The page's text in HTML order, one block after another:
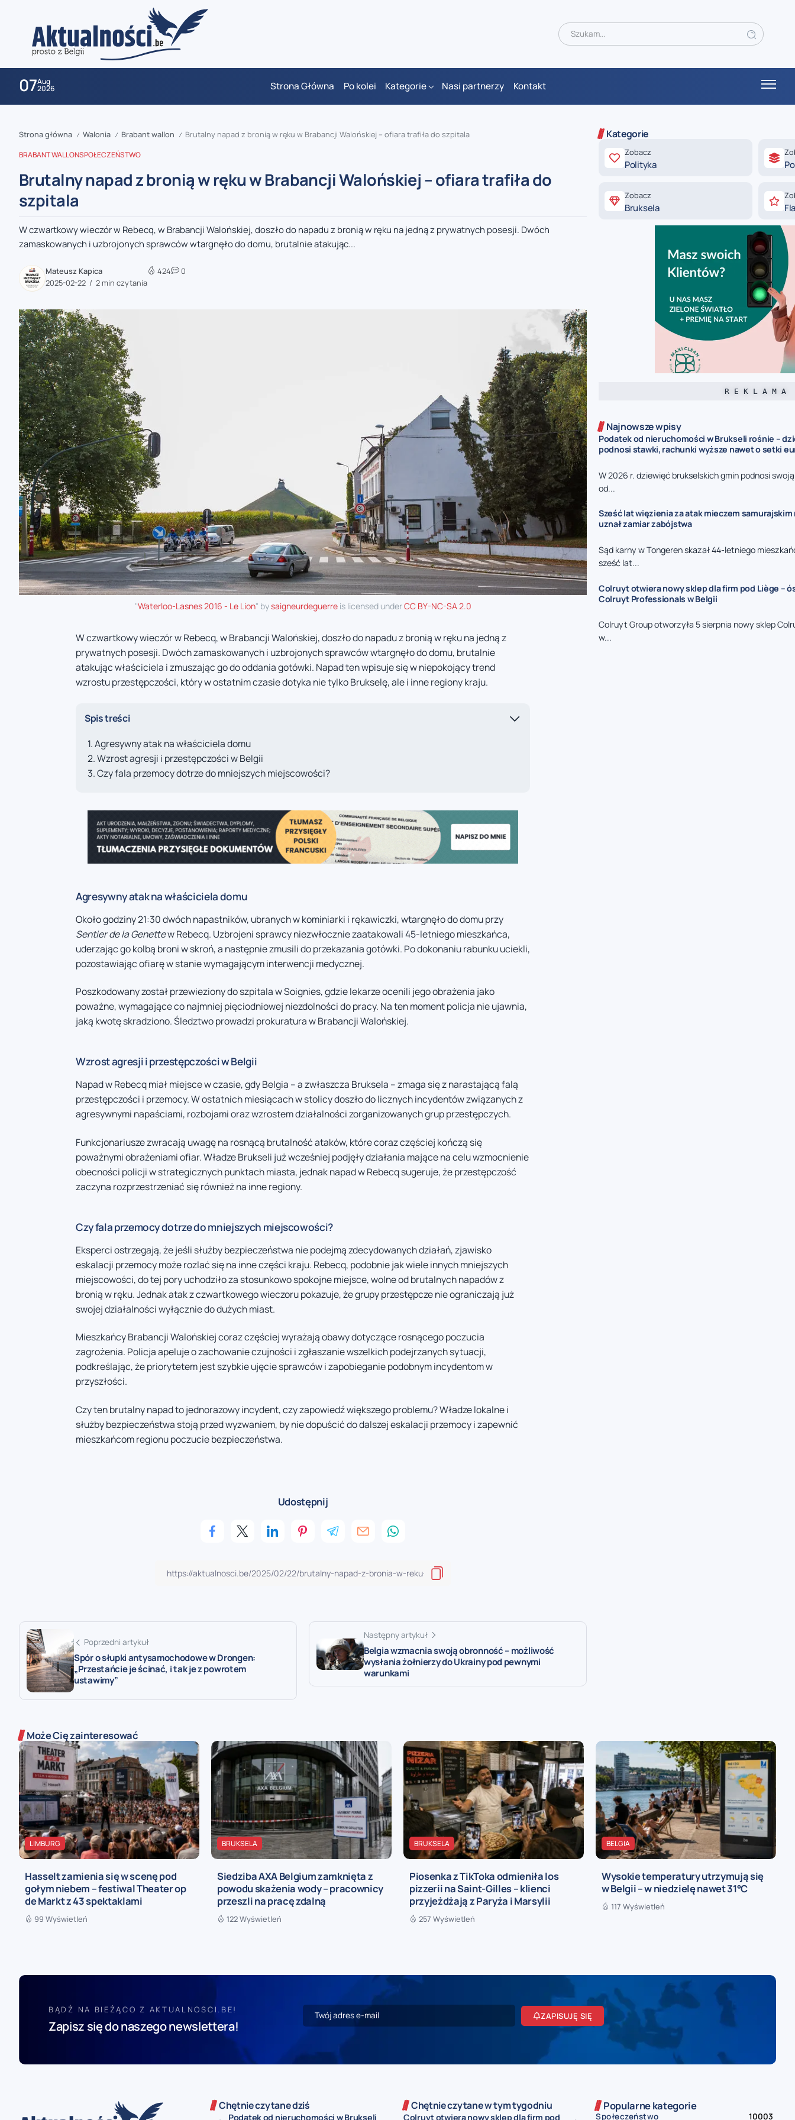
07Aug
2026 Strona Główna Po kolei Kategorie Nasi partnerzy Kontakt
zaobserwuj nas
zaobserwuj nas
zaobserwuj nas
zaobserwuj nas
zaobserwuj nas
Strona główna / Walonia / Brabant wallon / Brutalny napad z bronią w ręku w Brabancji Walońskiej – ofiara trafiła do szpitala
BRABANT WALLONSPOŁECZEŃSTWO
Brutalny napad z bronią w ręku w Brabancji Walońskiej – ofiara trafiła do
szpitala
W czwartkowy wieczór w Rebecq, w Brabancji Walońskiej, doszło do napadu z bronią w ręku na jedną z prywatnych posesji. Dwóch
zamaskowanych i uzbrojonych sprawców wtargnęło do domu, brutalnie atakując...
Mateusz Kapica
2025-02-22
2 min czytania
424 0
"Waterloo-Lasnes 2016 - Le Lion" bysaigneurdeguerreis licensed underCC BY-NC-SA 2.0
W czwartkowy wieczór w Rebecq, w Brabancji Walońskiej, doszło do napadu z bronią w ręku na jedną z
prywatnych posesji. Dwóch zamaskowanych i uzbrojonych sprawców wtargnęło do domu, brutalnie
atakując właściciela i zmuszając go do oddania gotówki. Napad ten wpisuje się w niepokojący trend
wzrostu przestępczości, który w ostatnim czasie dotyka nie tylko Brukselę, ale i inne regiony kraju.
Spis treści
Agresywny atak na właściciela domu
Wzrost agresji i przestępczości w Belgii
Czy fala przemocy dotrze do mniejszych miejscowości?
Agresywny atak na właściciela domu
Około godziny 21:30 dwóch napastników, ubranych w kominiarki i rękawiczki, wtargnęło do domu przy
Sentier de la Genettew Rebecq. Uzbrojeni sprawcy niezwłocznie zaatakowali 45-letniego mieszkańca,
uderzając go kolbą broni w skroń, a następnie zmusili do przekazania gotówki. Po dokonaniu rabunku uciekli,
pozostawiając ofiarę w stanie wymagającym interwencji medycznej.
Poszkodowany został przewieziony do szpitala w Soignies, gdzie lekarze ocenili jego obrażenia jako
poważne, wymagające co najmniej pięciodniowej niezdolności do pracy. Na ten moment policja nie ujawnia,
jaką kwotę skradziono. Śledztwo prowadzi prokuratura w Brabancji Walońskiej.
Wzrost agresji i przestępczości w Belgii
Napad w Rebecq miał miejsce w czasie, gdy Belgia – a zwłaszcza Bruksela – zmaga się z narastającą falą
przestępczości i przemocy. W ostatnich miesiącach w stolicy doszło do licznych incydentów związanych z
agresywnymi napaściami, rozbojami oraz wzrostem działalności zorganizowanych grup przestępczych.
Funkcjonariusze zwracają uwagę na rosnącą brutalność ataków, które coraz częściej kończą się
poważnymi obrażeniami ofiar. Władze Brukseli już wcześniej podjęły działania mające na celu wzmocnienie
obecności policji w strategicznych punktach miasta, jednak napad w Rebecq sugeruje, że przestępczość
zaczyna rozprzestrzeniać się również na inne regiony.
Czy fala przemocy dotrze do mniejszych miejscowości?
Eksperci ostrzegają, że jeśli służby bezpieczeństwa nie podejmą zdecydowanych działań, zjawisko
eskalacji przemocy może rozlać się na inne części kraju. Rebecq, podobnie jak wiele innych mniejszych
miejscowości, do tej pory uchodziło za stosunkowo spokojne miejsce, wolne od brutalnych napadów z
bronią w ręku. Jednak atak z czwartkowego wieczoru pokazuje, że grupy przestępcze nie ograniczają już
swojej działalności wyłącznie do dużych miast.
Mieszkańcy Brabancji Walońskiej coraz częściej wyrażają obawy dotyczące rosnącego poczucia
zagrożenia. Policja apeluje o zachowanie czujności i zgłaszanie wszelkich podejrzanych sytuacji,
podkreślając, że priorytetem jest szybkie ujęcie sprawców i zapobieganie podobnym incydentom w
przyszłości.
Czy ten brutalny napad to jednorazowy incydent, czy zapowiedź większego problemu? Władze lokalne i
służby bezpieczeństwa stoją przed wyzwaniem, by nie dopuścić do dalszej eskalacji przemocy i zapewnić
mieszkańcom regionu poczucie bezpieczeństwa.
Udostępnij
Poprzedni artykuł
Spór o słupki antysamochodowe w Drongen:
„Przestańcie je ścinać, i tak je z powrotem
ustawimy”
Następny artykuł
Belgia wzmacnia swoją obronność – możliwość
wysłania żołnierzy do Ukrainy pod pewnymi
warunkami
Kategorie
Zobacz
Polityka
Zobacz
Bruksela
R E K L A M A
Najnowsze wpisy
Podatek od nieruchomości w Brukseli rośnie –
podnosi stawki, rachunki wyższe nawet o setki
W 2026 r. dziewięć brukselskich gmin podnosi
od...
Sześć lat więzienia za atak mieczem samurajskim
uznał zamiar zabójstwa
Sąd karny w Tongeren skazał 44-letniego
sześć lat...
Colruyt otwiera nowy sklep dla firm pod Liège –
Colruyt Professionals w Belgii
Colruyt Group otworzyła 5 sierpnia nowy sklep
w...
Może Cię zainteresować
LIMBURG
Hasselt zamienia się w scenę pod
gołym niebem – festiwal Theater op
de Markt z 43 spektaklami
99 Wyświetleń
BRUKSELA
Siedziba AXA Belgium zamknięta z
powodu skażenia wody – pracownicy
przeszli na pracę zdalną
122 Wyświetleń
BRUKSELA
Piosenka z TikToka odmieniła los
pizzerii na Saint-Gilles – klienci
przyjeżdżają z Paryża i Marsylii
257 Wyświetleń
BELGIA
Wysokie temperatury utrzymują się
w Belgii – w niedzielę nawet 31°C
117 Wyświetleń
BĄDŹ NA BIEŻĄCO Z AKTUALNOSCI.BE!
Zapisz się do naszego newslettera!
ZAPISUJĘ SIĘ
Chętnie czytane dziś
Podatek od nieruchomości w Brukseli
Chętnie czytane w tym tygodniu
Colruyt otwiera nowy sklep dla firm pod
Popularne kategorie
Społeczeństwo 10003